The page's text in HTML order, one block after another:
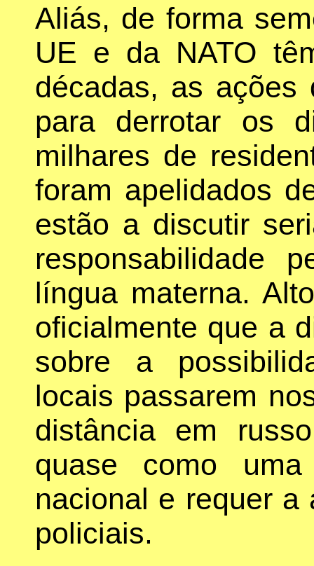
Aliás, de forma
UE e da NATO
décadas, as ações
para derrotar os
milhares de
foram apelidados
estão a discutir
responsabilidade
língua materna.
oficialmente que a
sobre a
locais passarem
distância em
quase como
nacional e requer a
policiais.